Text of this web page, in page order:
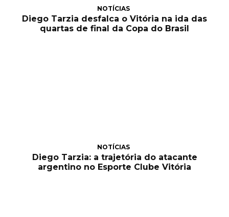
NOTÍCIAS
Diego Tarzia desfalca o Vitória na ida das
quartas de final da Copa do Brasil
NOTÍCIAS
Diego Tarzia: a trajetória do atacante
argentino no Esporte Clube Vitória